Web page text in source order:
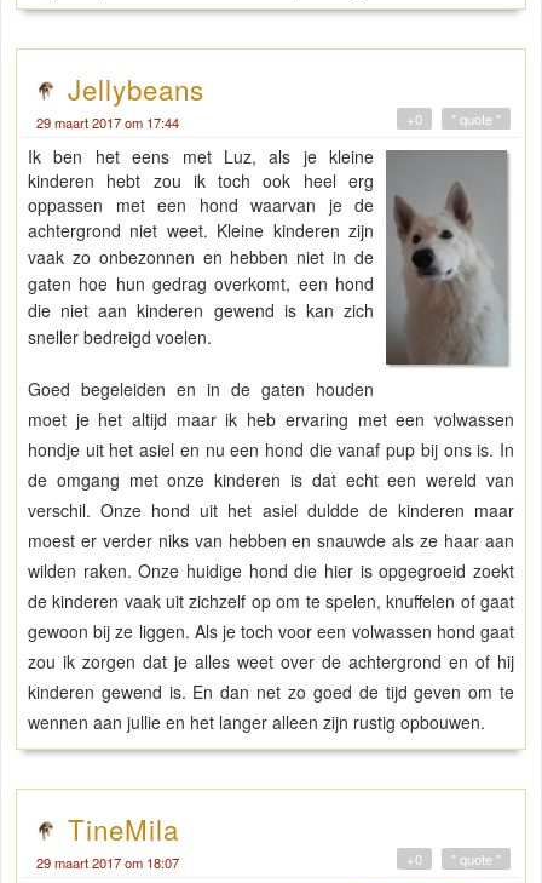
Jellybeans
29 maart 2017 om 17:44 " quote "
+0
Ik ben het eens met Luz, als je kleine
kinderen hebt zou ik toch ook heel erg
oppassen met een hond waarvan je de
achtergrond niet weet. Kleine kinderen zijn
vaak zo onbezonnen en hebben niet in de
gaten hoe hun gedrag overkomt, een hond
die niet aan kinderen gewend is kan zich
sneller bedreigd voelen.
Goed begeleiden en in de gaten houden
moet je het altijd maar ik heb ervaring met een volwassen
hondje uit het asiel en nu een hond die vanaf pup bij ons is. In
de omgang met onze kinderen is dat echt een wereld van
verschil. Onze hond uit het asiel duldde de kinderen maar
moest er verder niks van hebben en snauwde als ze haar aan
wilden raken. Onze huidige hond die hier is opgegroeid zoekt
de kinderen vaak uit zichzelf op om te spelen, knuffelen of gaat
gewoon bij ze liggen. Als je toch voor een volwassen hond gaat
zou ik zorgen dat je alles weet over de achtergrond en of hij
kinderen gewend is. En dan net zo goed de tijd geven om te
wennen aan jullie en het langer alleen zijn rustig opbouwen.
TineMila
29 maart 2017 om 18:07 " quote "
+0